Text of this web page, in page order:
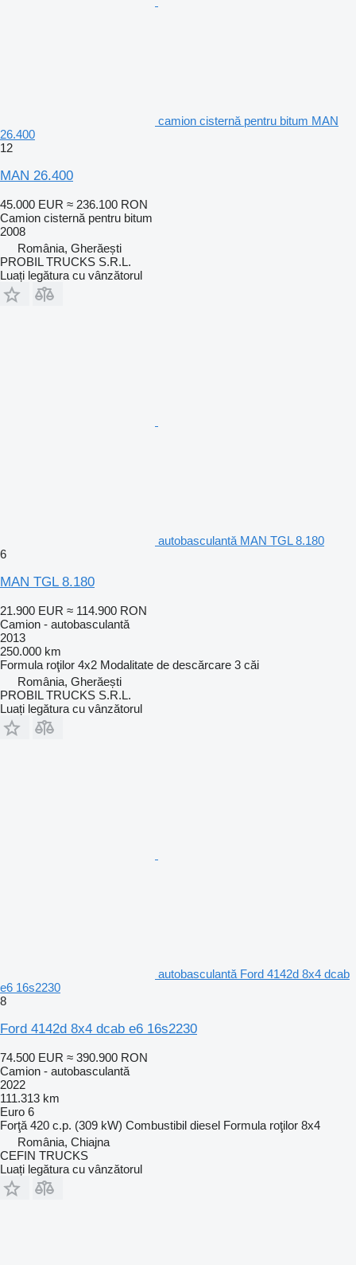
camion cisternă pentru bitum MAN
26.400
12
MAN 26.400
45.000 EUR ≈ 236.100 RON
Camion cisternă pentru bitum
2008
România, Gherăești
PROBIL TRUCKS S.R.L.
Luați legătura cu vânzătorul
autobasculantă MAN TGL 8.180
6
MAN TGL 8.180
21.900 EUR ≈ 114.900 RON
Camion - autobasculantă
2013
250.000 km
Formula roţilor 4x2 Modalitate de descărcare 3 căi
România, Gherăești
PROBIL TRUCKS S.R.L.
Luați legătura cu vânzătorul
autobasculantă Ford 4142d 8x4 dcab
e6 16s2230
8
Ford 4142d 8x4 dcab e6 16s2230
74.500 EUR ≈ 390.900 RON
Camion - autobasculantă
2022
111.313 km
Euro 6
Forţă 420 c.p. (309 kW) Combustibil diesel Formula roţilor 8x4
România, Chiajna
CEFIN TRUCKS
Luați legătura cu vânzătorul